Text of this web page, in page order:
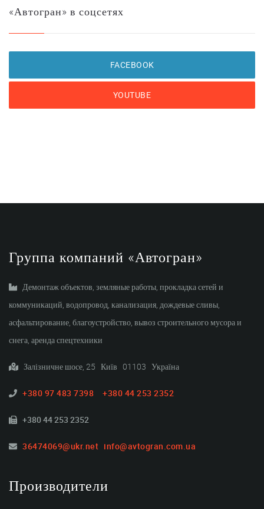
«Автогран» в соцсетях
FACEBOOK
YOUTUBE
Группа компаний «Автогран»
Демонтаж объектов, земляные работы, прокладка сетей и
коммуникаций, водопровод, канализация, дождевые сливы,
асфальтирование, благоустройство, вывоз строительного мусора и
снега, аренда спецтехники
Залізничне шосе, 25 Київ 01103 Україна
+380 97 483 7398 +380 44 253 2352
+380 44 253 2352
36474069@ukr.net info@avtogran.com.ua
Производители